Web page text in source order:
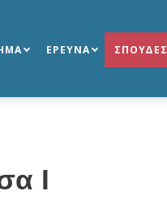
ΕΡΕΥΝΑ ΣΠΟΥΔΕΣ
Ι